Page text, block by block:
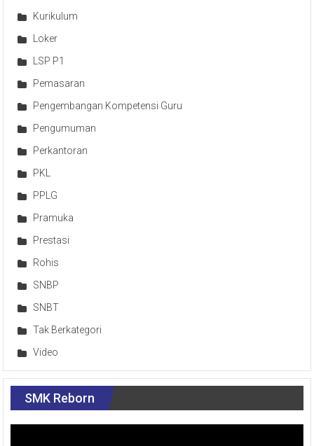
Kurikulum
Loker
LSP P1
Pemasaran
Pengembangan Kompetensi Guru
Pengumuman
Perkantoran
PKL
PPLG
Pramuka
Prestasi
Rohis
SNBP
SNBT
Tak Berkategori
Video
SMK Reborn